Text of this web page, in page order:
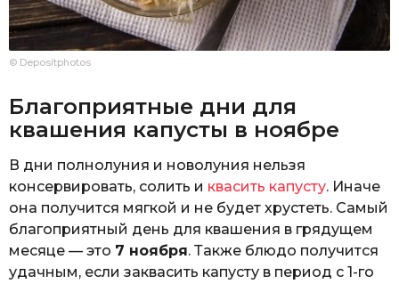
© Depositphotos
Благоприятные дни для
квашения капусты в ноябре
В дни полнолуния и новолуния нельзя
консервировать, солить и квасить капусту. Иначе
она получится мягкой и не будет хрустеть. Самый
благоприятный день для квашения в грядущем
месяце — это 7 ноября. Также блюдо получится
удачным, если заквасить капусту в период с 1-го